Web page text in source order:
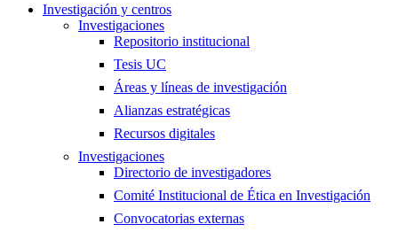
Investigación y centros
Investigaciones
Repositorio institucional
Tesis UC
Áreas y líneas de investigación
Alianzas estratégicas
Recursos digitales
Investigaciones
Directorio de investigadores
Comité Institucional de Ética en Investigación
Convocatorias externas